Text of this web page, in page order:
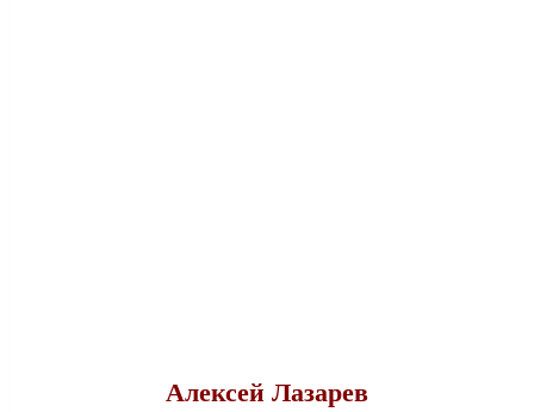
Алексей Лазарев